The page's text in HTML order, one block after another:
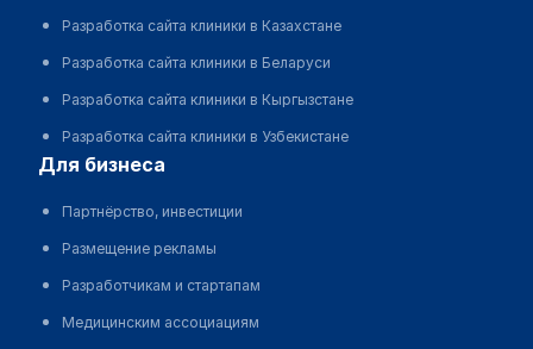
Разработка сайта клиники в Казахстане
Разработка сайта клиники в Беларуси
Разработка сайта клиники в Кыргызстане
Разработка сайта клиники в Узбекистане
для бизнеса
Партнёрство, инвестиции
Размещение рекламы
Разработчикам и стартапам
Медицинским ассоциациям